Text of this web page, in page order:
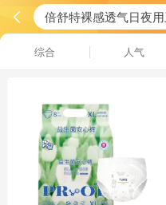
综合 人气